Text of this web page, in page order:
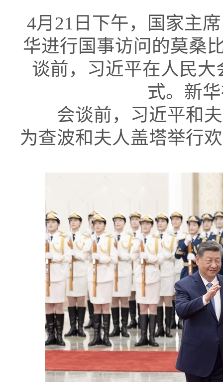
4月21日下午，国家主
华进行国事访问的莫桑
谈前，习近平在人民
式。新
会谈前，习近平和夫
为查波和夫人盖塔举行